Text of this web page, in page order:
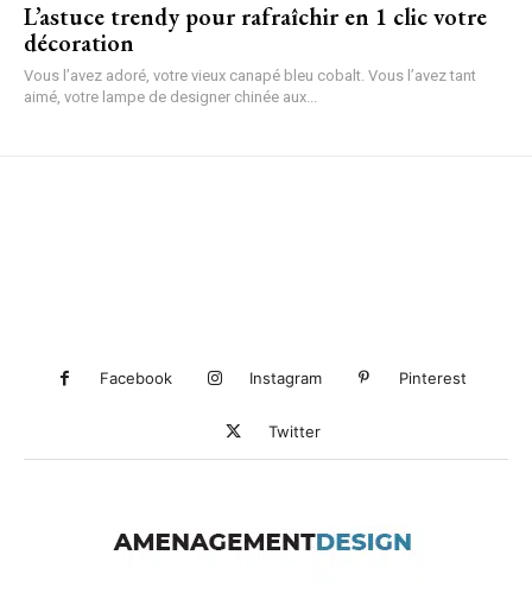
L’astuce trendy pour rafraîchir en 1 clic votre
décoration
Vous l’avez adoré, votre vieux canapé bleu cobalt. Vous l’avez tant
aimé, votre lampe de designer chinée aux...
Facebook Instagram Pinterest
Twitter